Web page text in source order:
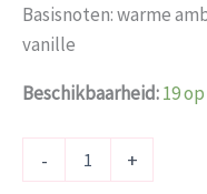
Basisnoten: warme
vanille
Beschikbaarheid:19
- +